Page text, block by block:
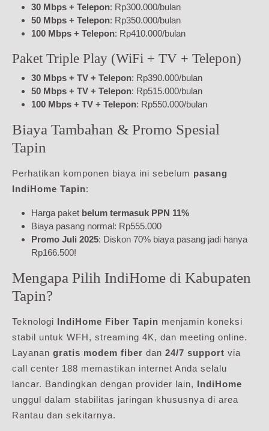
30 Mbps + Telepon: Rp300.000/bulan
50 Mbps + Telepon: Rp350.000/bulan
100 Mbps + Telepon: Rp410.000/bulan
Paket Triple Play (WiFi + TV + Telepon)
30 Mbps + TV + Telepon: Rp390.000/bulan
50 Mbps + TV + Telepon: Rp515.000/bulan
100 Mbps + TV + Telepon: Rp550.000/bulan
Biaya Tambahan & Promo Spesial
Tapin
Perhatikan komponen biaya ini sebelum pasang
IndiHome Tapin:
Harga paket belum termasuk PPN 11%
Biaya pasang normal: Rp555.000
Promo Juli 2025: Diskon 70% biaya pasang jadi hanya
Rp166.500!
Mengapa Pilih IndiHome di Kabupaten
Tapin?
Teknologi IndiHome Fiber Tapin menjamin koneksi
stabil untuk WFH, streaming 4K, dan meeting online.
Layanan gratis modem fiber dan 24/7 support via
call center 188 memastikan internet Anda selalu
lancar. Bandingkan dengan provider lain, IndiHome
unggul dalam stabilitas jaringan khususnya di area
Rantau dan sekitarnya.